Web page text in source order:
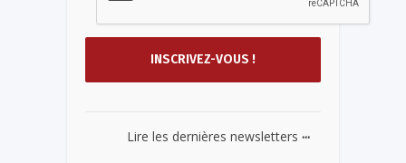
Lire les dernières newsletters ...